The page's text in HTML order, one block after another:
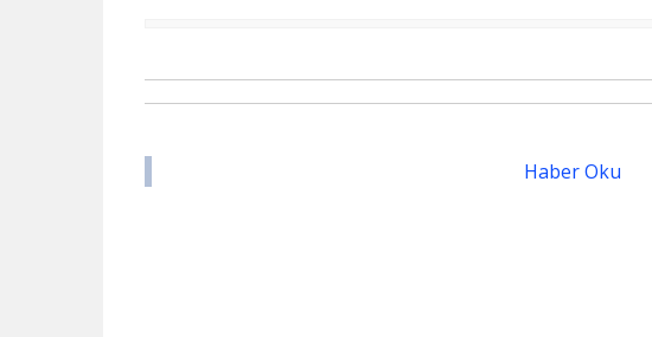
Haber Oku